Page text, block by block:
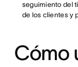
seguimiento del
de los clientes y
Cómo